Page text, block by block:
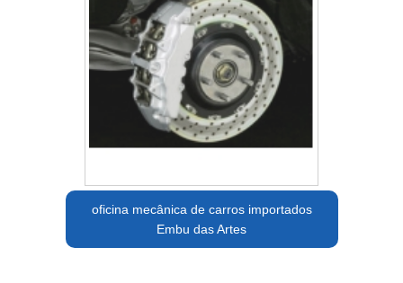
oficina mecânica de carros importados
Embu das Artes